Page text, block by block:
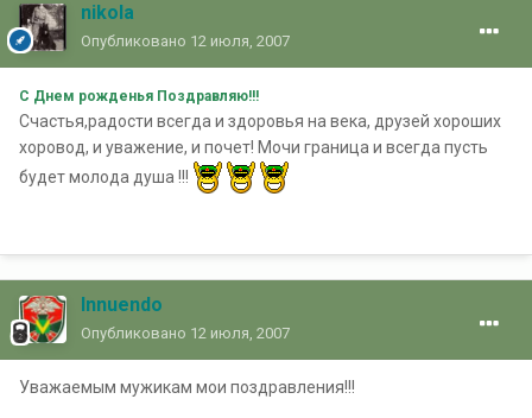
nikola
Опубликовано 12 июля, 2007
С Днем рожденья Поздравляю!!!
Счастья,радости всегда и здоровья на века, друзей хороших
хоровод, и уважение, и почет! Мочи граница и всегда пусть
будет молода душа !!!
Innuendo
Опубликовано 12 июля, 2007
Уважаемым мужикам мои поздравления!!!